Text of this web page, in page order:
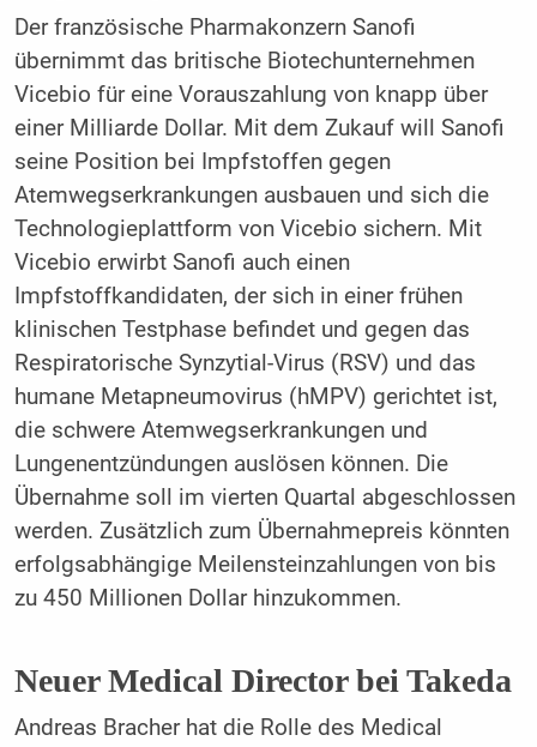
Der französische Pharmakonzern Sanofi
übernimmt das britische Biotechunternehmen
Vicebio für eine Vorauszahlung von knapp über
einer Milliarde Dollar. Mit dem Zukauf will Sanofi
seine Position bei Impfstoffen gegen
Atemwegserkrankungen ausbauen und sich die
Technologieplattform von Vicebio sichern. Mit
Vicebio erwirbt Sanofi auch einen
Impfstoffkandidaten, der sich in einer frühen
klinischen Testphase befindet und gegen das
Respiratorische Synzytial-Virus (RSV) und das
humane Metapneumovirus (hMPV) gerichtet ist,
die schwere Atemwegserkrankungen und
Lungenentzündungen auslösen können. Die
Übernahme soll im vierten Quartal abgeschlossen
werden. Zusätzlich zum Übernahmepreis könnten
erfolgsabhängige Meilensteinzahlungen von bis
zu 450 Millionen Dollar hinzukommen.
Neuer Medical Director bei Takeda
Andreas Bracher hat die Rolle des Medical